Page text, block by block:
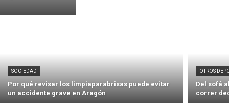
SOCIEDAD
Por qué revisar los limpiaparabrisas puede evitar
un accidente grave en Aragón
OTROS
Del sofá
correr